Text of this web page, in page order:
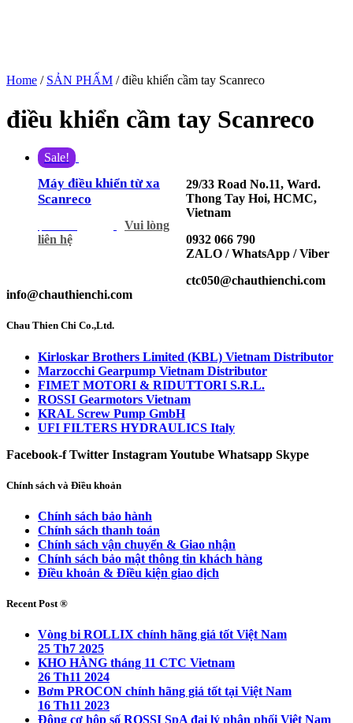
Home / SẢN PHẨM / điều khiển cầm tay Scanreco
điều khiển cầm tay Scanreco
Sale!
Máy điều khiển từ xa
Scanreco
Vui lòng
liên hệ
29/33 Road No.11, Ward.
Thong Tay Hoi, HCMC,
Vietnam
0932 066 790
ZALO / WhatsApp / Viber
ctc050@chauthienchi.com
info@chauthienchi.com
Chau Thien Chi Co.,Ltd.
Kirloskar Brothers Limited (KBL) Vietnam Distributor
Marzocchi Gearpump Vietnam Distributor
FIMET MOTORI & RIDUTTORI S.R.L.
ROSSI Gearmotors Vietnam
KRAL Screw Pump GmbH
UFI FILTERS HYDRAULICS Italy
Facebook-f Twitter InstagramYoutube Whatsapp Skype
Chính sách và Điều khoản
Chính sách bảo hành
Chính sách thanh toán
Chính sách vận chuyển & Giao nhận
Chính sách bảo mật thông tin khách hàng
Điều khoản & Điều kiện giao dịch
Recent Post ®
Vòng bi ROLLIX chính hãng giá tốt Việt Nam
25 Th7 2025
KHO HÀNG tháng 11 CTC Vietnam
26 Th11 2024
Bơm PROCON chính hãng giá tốt tại Việt Nam
16 Th11 2023
Động cơ hộp số ROSSI SpA đại lý phân phối Việt Nam